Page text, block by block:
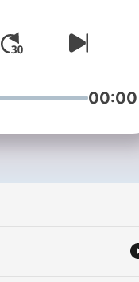
00:00